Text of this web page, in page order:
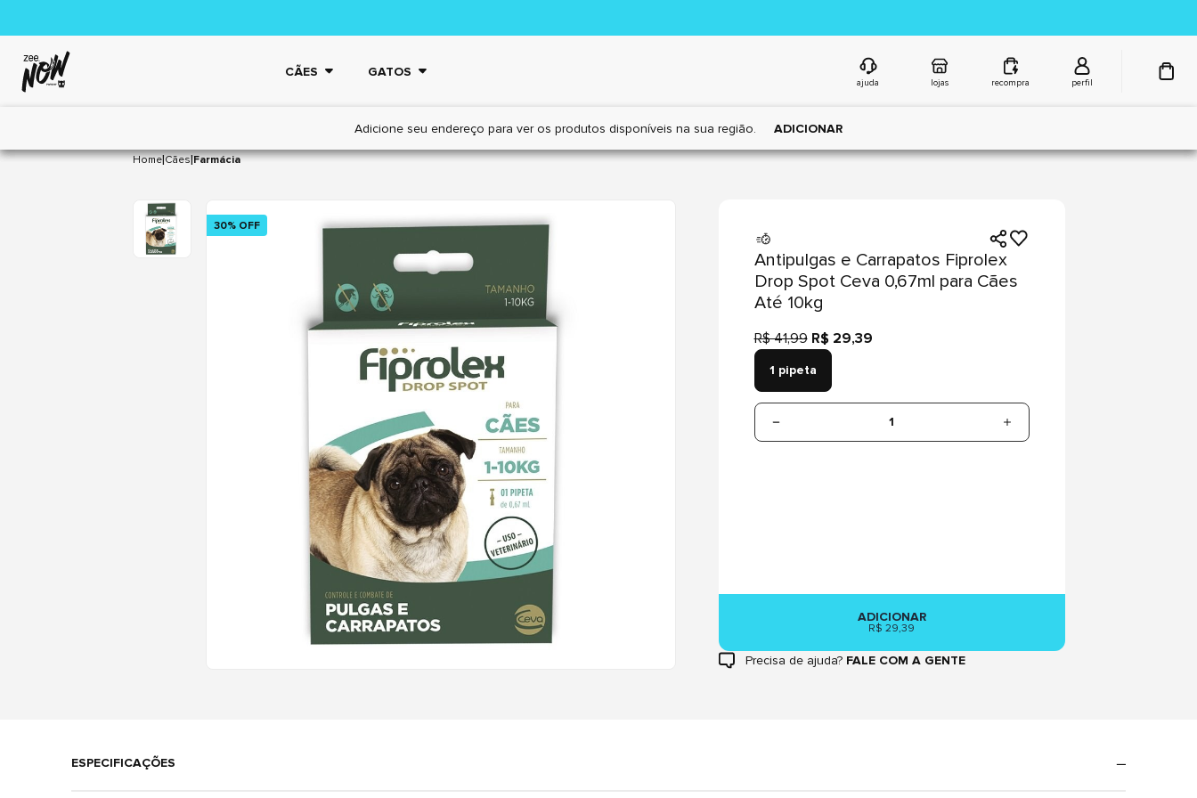
CÃES GATOS
ajuda lojas recompra perfil
Adicione seu endereço para ver os produtos disponíveis na sua região. ADICIONAR
Home|Cães|Farmácia
30% OFF
Antipulgas e Carrapatos Fiprolex
Drop Spot Ceva 0,67ml para Cães
Até 10kg
R$ 41,99 R$ 29,39
1 pipeta
1
ADICIONAR
R$ 29,39
Precisa de ajuda? FALE COM A GENTE
ESPECIFICAÇÕES